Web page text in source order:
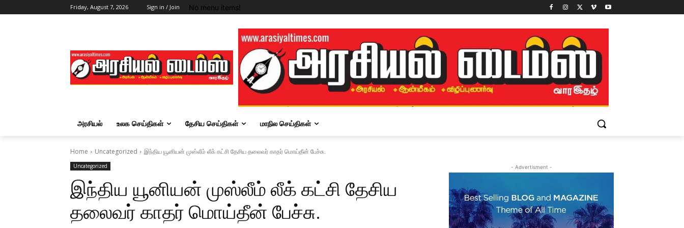
Friday, August 7, 2026 Sign in / Join No menu items!
அரசியல் உலக செய்திகள் தேசிய செய்திகள் மாநில செய்திகள்
Home Uncategorized இந்திய யூனியன் முஸ்லீம் லீக் கட்சி தேசிய தலைவர் காதர் மொய்தீன் பேச்சு.
Uncategorized
இந்திய யூனியன் முஸ்லீம் லீக் கட்சி தேசிய
தலைவர் காதர் மொய்தீன் பேச்சு.
- Advertisment -